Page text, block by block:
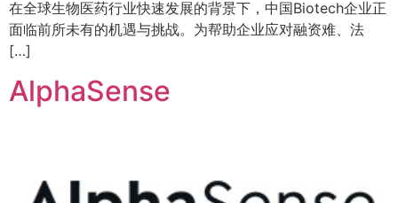
在全球生物医药行业快速发展的背景下，中国Biotech企业正
面临前所未有的机遇与挑战。为帮助企业应对融资难、法
[…]
AlphaSense